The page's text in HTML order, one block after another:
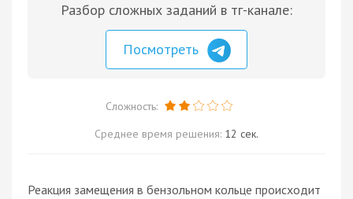
Разбор сложных заданий в тг-канале:
Посмотреть
Сложность:
Среднее время решения: 12 сек.
Реакция замещения в бензольном кольце происходит